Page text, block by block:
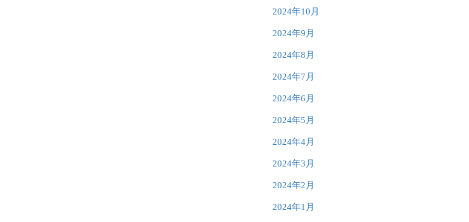
2024年10月
2024年9月
2024年8月
2024年7月
2024年6月
2024年5月
2024年4月
2024年3月
2024年2月
2024年1月